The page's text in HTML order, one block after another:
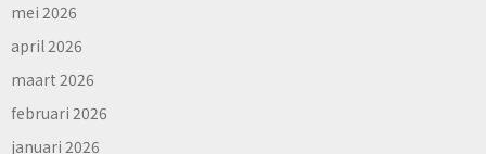
mei 2026
april 2026
maart 2026
februari 2026
januari 2026